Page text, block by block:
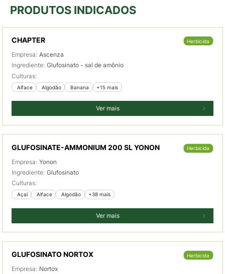
PRODUTOS INDICADOS
CHAPTER Herbicida
Empresa: Ascenza
Ingrediente: Glufosinato - sal de amônio
Culturas:
Alface Algodão Banana +15 mais
Ver mais
GLUFOSINATE-AMMONIUM 200 SL YONON Herbicida
Empresa: Yonon
Ingrediente: Glufosinato
Culturas:
Açaí Alface Algodão +38 mais
Ver mais
GLUFOSINATO NORTOX Herbicida
Empresa: Nortox